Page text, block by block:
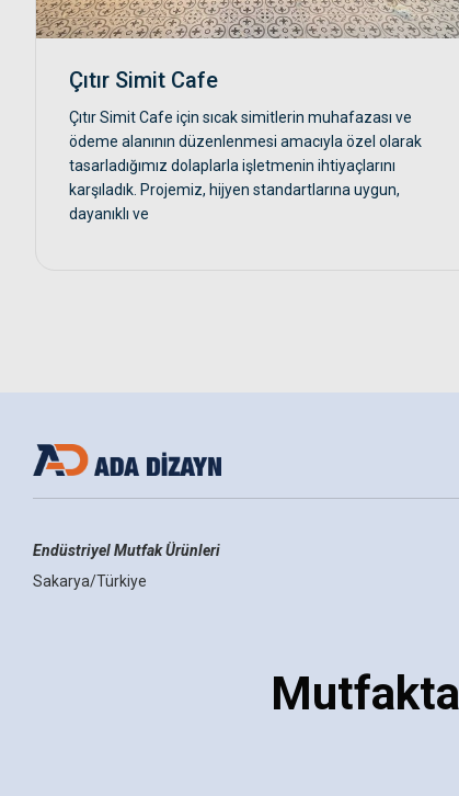
Çıtır Simit Cafe
Çıtır Simit Cafe için sıcak simitlerin muhafazası ve
ödeme alanının düzenlenmesi amacıyla özel olarak
tasarladığımız dolaplarla işletmenin ihtiyaçlarını
karşıladık. Projemiz, hijyen standartlarına uygun,
dayanıklı ve
Endüstriyel Mutfak Ürünleri
Sakarya/Türkiye
Mutfakta